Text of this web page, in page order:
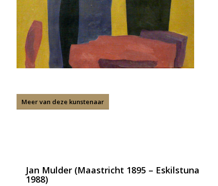
Meer van deze kunstenaar
Jan Mulder (Maastricht 1895 – Eskilstuna
1988)